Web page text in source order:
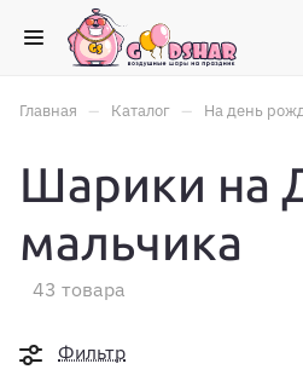
Главная – Каталог – На день
Шарики на
мальчика
43 товара
Фильтр